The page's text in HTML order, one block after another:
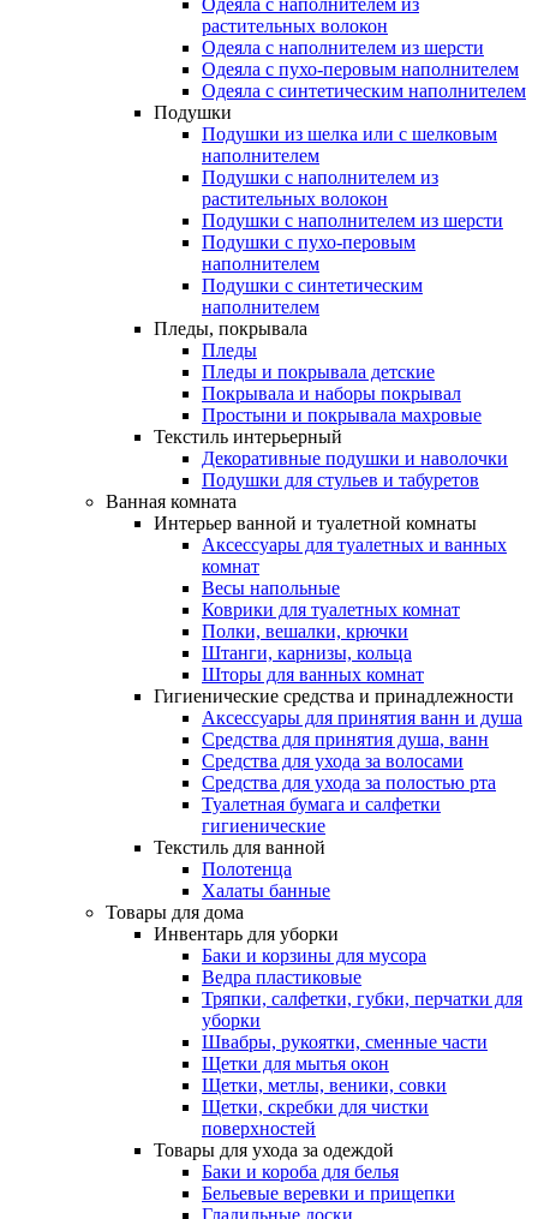
Одеяла с наполнителем из
растительных волокон
Одеяла с наполнителем из шерсти
Одеяла с пухо-перовым наполнителем
Одеяла с синтетическим наполнителем
Подушки
Подушки из шелка или с шелковым
наполнителем
Подушки с наполнителем из
растительных волокон
Подушки с наполнителем из шерсти
Подушки с пухо-перовым
наполнителем
Подушки с синтетическим
наполнителем
Пледы, покрывала
Пледы
Пледы и покрывала детские
Покрывала и наборы покрывал
Простыни и покрывала махровые
Текстиль интерьерный
Декоративные подушки и наволочки
Подушки для стульев и табуретов
Ванная комната
Интерьер ванной и туалетной комнаты
Аксессуары для туалетных и ванных
комнат
Весы напольные
Коврики для туалетных комнат
Полки, вешалки, крючки
Штанги, карнизы, кольца
Шторы для ванных комнат
Гигиенические средства и принадлежности
Аксессуары для принятия ванн и душа
Средства для принятия душа, ванн
Средства для ухода за волосами
Средства для ухода за полостью рта
Туалетная бумага и салфетки
гигиенические
Текстиль для ванной
Полотенца
Халаты банные
Товары для дома
Инвентарь для уборки
Баки и корзины для мусора
Ведра пластиковые
Тряпки, салфетки, губки, перчатки для
уборки
Швабры, рукоятки, сменные части
Щетки для мытья окон
Щетки, метлы, веники, совки
Щетки, скребки для чистки
поверхностей
Товары для ухода за одеждой
Баки и короба для белья
Бельевые веревки и прищепки
Гладильные доски